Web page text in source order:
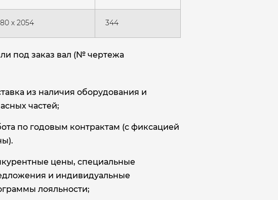
х 2054 344
под заказ вал (№ чертежа
из наличия оборудования и
частей;
по годовым контрактам (с фиксацией
цены, специальные
и индивидуальные
лояльности;